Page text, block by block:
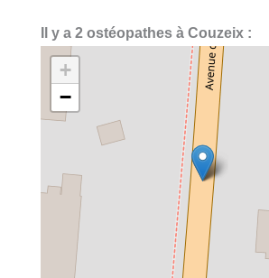
Il y a 2 ostéopathes à Couzeix :
+
−